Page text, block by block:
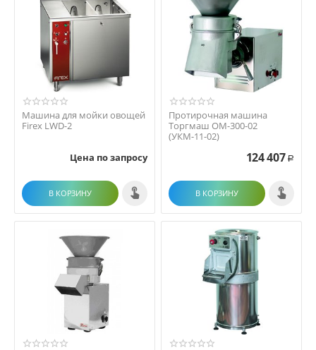
Машина для мойки овощей
Firex LWD-2
Цена по запросу
В КОРЗИНУ
Протирочная машина
Торгмаш ОМ-300-02
(УКМ-11-02)
124 407 Р
В КОРЗИНУ